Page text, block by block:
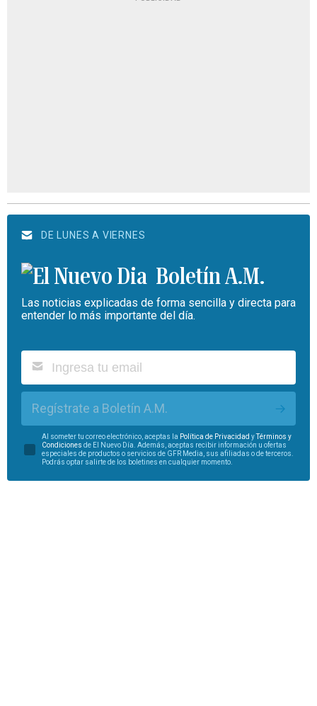
DE LUNES A VIERNES
Boletín A.M.
Las noticias explicadas de forma sencilla y directa para
entender lo más importante del día.
Regístrate a Boletín A.M.
Al someter tu correo electrónico, aceptas la Política de Privacidad yTérminos y
Condiciones de El Nuevo Día. Además, aceptas recibir información u ofertas
especiales de productos o servicios de GFR Media, sus afiliadas o de terceros.
Podrás optar salirte de los boletines en cualquier momento.